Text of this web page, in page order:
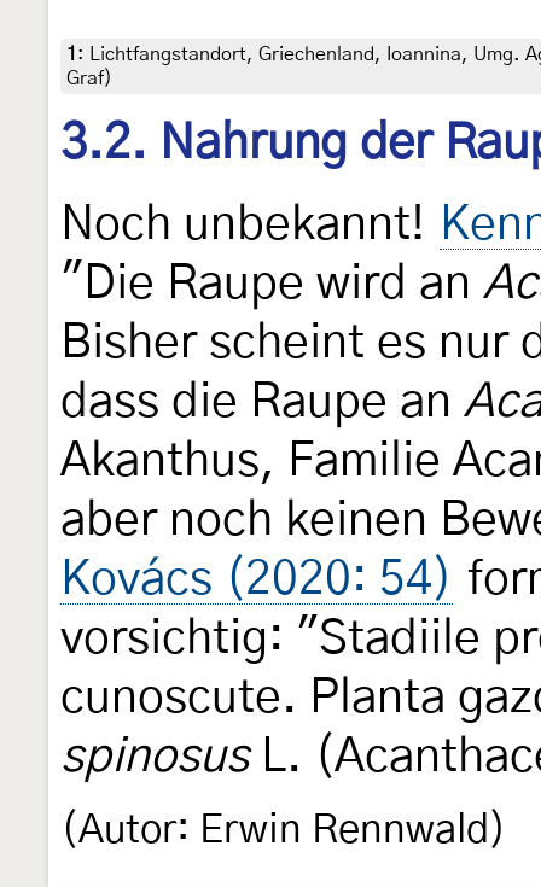
1 :
Lichtfangstandort, Griechenland, Ioannina, Umg.
Graf)
3.2. Nahrung der
Noch unbekannt!
"Die Raupe wird an
Bisher scheint es nur
dass die Raupe an
Akanthus, Familie
aber noch keinen
Kovács (2020: 54)
vorsichtig: "Stadiile
cunoscute. Planta
spinosusL.
(Autor: Erwin Rennwald)